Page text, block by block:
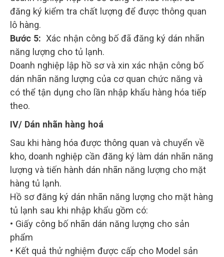
đăng ký kiểm tra chất lượng để được thông quan
lô hàng.
Bước 5: Xác nhận công bố đã đăng ký dán nhãn
năng lượng cho tủ lạnh.
Doanh nghiệp lập hồ sơ và xin xác nhận công bố
dán nhãn năng lượng của cơ quan chức năng và
có thể tận dụng cho lần nhập khẩu hàng hóa tiếp
theo.
IV/ Dán nhãn hàng hoá
Sau khi hàng hóa được thông quan và chuyển về
kho, doanh nghiệp cần đăng ký làm dán nhãn năng
lượng và tiến hành dán nhãn năng lượng cho mặt
hàng tủ lạnh.
Hồ sơ đăng ký dán nhãn năng lượng cho mặt hàng
tủ lạnh sau khi nhập khẩu gồm có:
• Giấy công bố nhãn dán năng lượng cho sản
phẩm
• Kết quả thử nghiệm được cấp cho Model sản